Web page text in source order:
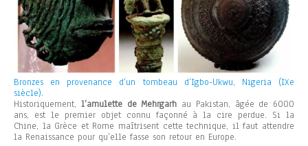
Bronzes en provenance d’un tombeau d’Igbo-Ukwu, Nigeria (IXe
siècle).
Historiquement, l’amulette de Mehrgarh au Pakistan, âgée de 6000
ans, est le premier objet connu façonné à la cire perdue. Si la
Chine, la Grèce et Rome maîtrisent cette technique, il faut attendre
la Renaissance pour qu’elle fasse son retour en Europe.